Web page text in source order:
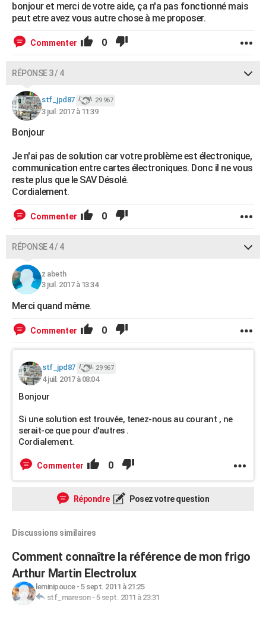
bonjour et merci de votre aide, ça n'a pas fonctionné mais
peut etre avez vous autre chose à me proposer.
Commenter 0
RÉPONSE 3 / 4
stf_jpd87 29 967
3 juil. 2017 à 11:39
Bonjour
Je n'ai pas de solution car votre problème est électronique,
communication entre cartes électroniques. Donc il ne vous
reste plus que le SAV Désolé.
Cordialement.
Commenter 0
RÉPONSE 4 / 4
z abeth
3 juil. 2017 à 13:34
Merci quand même.
Commenter 0
stf_jpd87 29 967
4 juil. 2017 à 08:04
Bonjour
Si une solution est trouvée, tenez-nous au courant , ne
serait-ce que pour d'autres .
Cordialement.
Commenter 0
Répondre Posez votre question
Discussions similaires
Comment connaître la référence de mon frigo
Arthur Martin Electrolux
leminipouce- 5 sept. 2011 à 21:25
stf_mareson- 5 sept. 2011 à 23:31